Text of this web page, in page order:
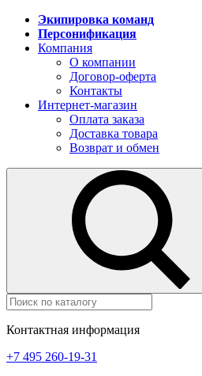
Экипировка команд
Персонификация
Компания
О компании
Договор-оферта
Контакты
Интернет-магазин
Оплата заказа
Доставка товара
Возврат и обмен
Контактная информация
+7 495 260-19-31